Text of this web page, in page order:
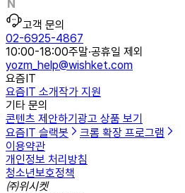
고객 문의
02-6925-4867
10:00-18:00주말·공휴일 제외
yozm_help@wishket.com
요즘IT
요즘IT 소개작가 지원
기타 문의
콘텐츠 제안하기 광고 상품 보기
요즘IT 슬랙봇
크롬 확장 프로그램
이용약관
개인정보 처리방침
청소년보호정책
㈜위시켓